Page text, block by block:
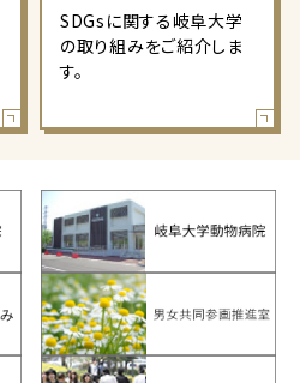
SDGsに関する岐阜大学
の取り組みをご紹介しま
す。